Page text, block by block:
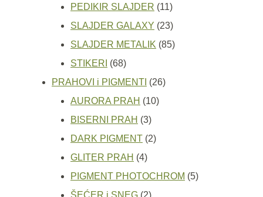
PEDIKIR SLAJDER 1111
proizvoda
SLAJDER GALAXY 2323
proizvoda
SLAJDER METALIK 8585
STIKERI 6868
proizvoda
PRAHOVI i PIGMENTI 2626
AURORA PRAH 1010
BISERNI PRAH 33
proizvoda
DARK PIGMENT 22
GLITER PRAH 44
proizvoda
PIGMENT PHOTOCHROM 55
ŠEĆER i SNEG 22